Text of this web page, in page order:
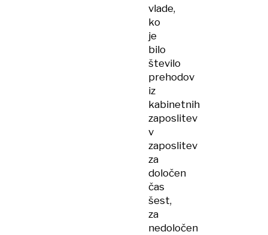
vlade,
ko
je
bilo
število
prehodov
iz
kabinetnih
zaposlitev
v
zaposlitev
za
določen
čas
šest,
za
nedoločen